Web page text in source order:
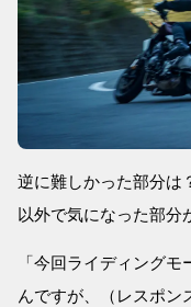
逆に難しかった部分は
以外で気になった部分
「今回ライディング
んですが、（レスポン